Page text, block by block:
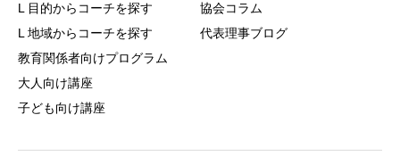
L 目的からコーチを探す
L 地域からコーチを探す
教育関係者向けプログラム
大人向け講座
子ども向け講座
協会コラム
代表理事ブログ